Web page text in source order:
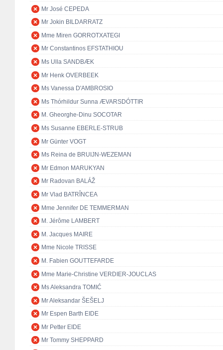
Mr José CEPEDA
Mr Jokin BILDARRATZ
Mme Miren GORROTXATEGI
Mr Constantinos EFSTATHIOU
Ms Ulla SANDBÆK
Mr Henk OVERBEEK
Ms Vanessa D'AMBROSIO
Ms Thórhildur Sunna ÆVARSDÓTTIR
M. Gheorghe-Dinu SOCOTAR
Ms Susanne EBERLE-STRUB
Mr Günter VOGT
Ms Reina de BRUIJN-WEZEMAN
Mr Edmon MARUKYAN
Mr Radovan BALÁŽ
Mr Vlad BATRÎNCEA
Mme Jennifer DE TEMMERMAN
M. Jérôme LAMBERT
M. Jacques MAIRE
Mme Nicole TRISSE
M. Fabien GOUTTEFARDE
Mme Marie-Christine VERDIER-JOUCLAS
Ms Aleksandra TOMIĆ
Mr Aleksandar ŠEŠELJ
Mr Espen Barth EIDE
Mr Petter EIDE
Mr Tommy SHEPPARD